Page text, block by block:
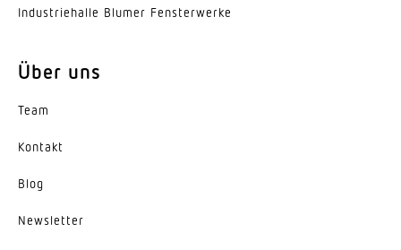
Grundlichtfunktion
Einstellungen via
Mit Fernbedienung
Ja
Indus­trie­halle Blumer Fensterwerke
Über uns
Team
Kontakt
Blog
News­letter